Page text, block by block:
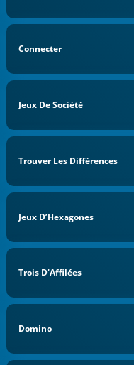
Connecter
Jeux De Société
Trouver Les Différences
Jeux D’Hexagones
Trois D'Affilées
Domino